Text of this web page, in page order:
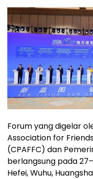
Forum yang digelar
Association for
(CPAFFC) dan
berlangsung pada
Hefei, Wuhu,